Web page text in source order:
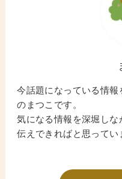
今話題になっている情
のまつこです。
気になる情報を深堀し
伝えできればと思ってい